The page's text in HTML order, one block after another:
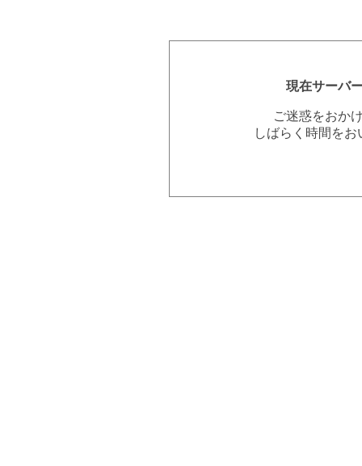
現在サーバ
ご迷惑をおか
しばらく時間を